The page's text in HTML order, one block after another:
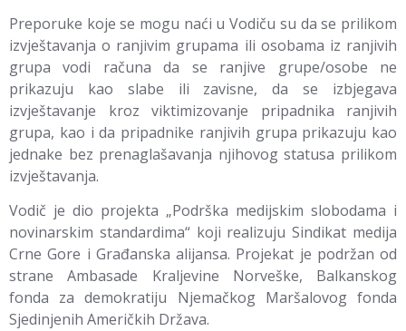
Preporuke koje se mogu naći u Vodiču su da se prilikom
izvještavanja o ranjivim grupama ili osobama iz ranjivih
grupa vodi računa da se ranjive grupe/osobe ne
prikazuju kao slabe ili zavisne, da se izbjegava
izvještavanje kroz viktimizovanje pripadnika ranjivih
grupa, kao i da pripadnike ranjivih grupa prikazuju kao
jednake bez prenaglašavanja njihovog statusa prilikom
izvještavanja.
Vodič je dio projekta „Podrška medijskim slobodama i
novinarskim standardima“ koji realizuju Sindikat medija
Crne Gore i Građanska alijansa. Projekat je podržan od
strane Ambasade Kraljevine Norveške, Balkanskog
fonda za demokratiju Njemačkog Maršalovog fonda
Sjedinjenih Američkih Država.